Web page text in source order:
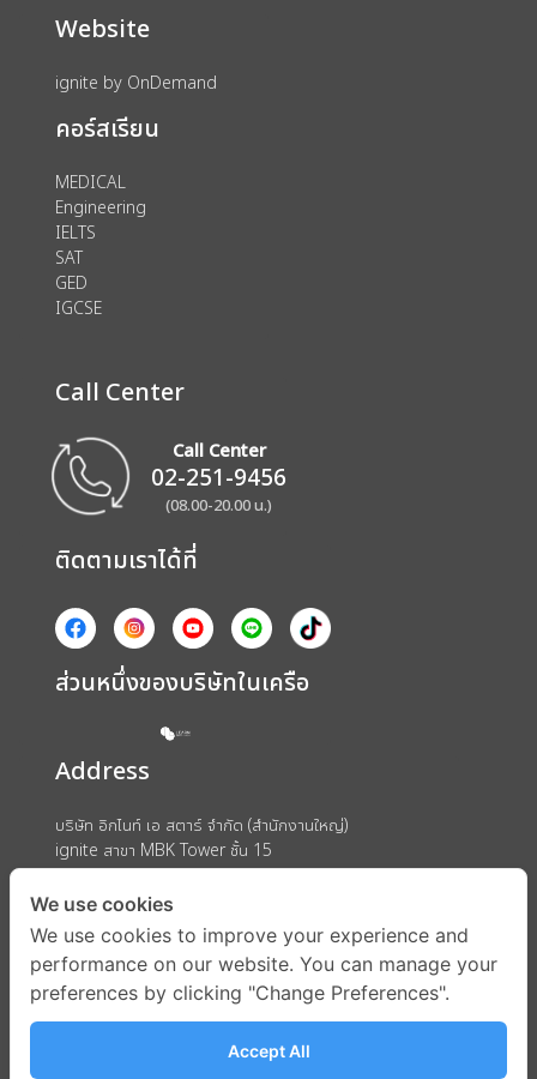
Website
ignite by OnDemand
คอร์สเรียน
MEDICAL
Engineering
IELTS
SAT
GED
IGCSE
Call Center
Call Center
02-251-9456
(08.00-20.00 น.)
ติดตามเราได้ที่
ส่วนหนึ่งของบริษัทในเครือ
Address
บริษัท อิกไนท์ เอ สตาร์ จำกัด (สำนักงานใหญ่)
ignite สาขา MBK Tower ชั้น 15
ถนนพญาไท แขวงวังใหม่ เขตปทุมวัน กรุงเทพมหานคร 10330
We use cookies
We use cookies to improve your experience and
performance on our website. You can manage your
preferences by clicking "Change Preferences".
Accept All